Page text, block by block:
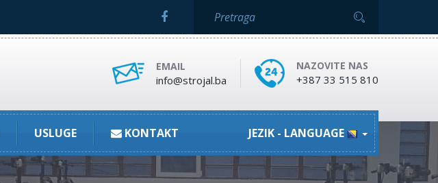
EMAIL
info@strojal.ba
NAZOVITE NAS
+387 33 515 810
USLUGE KONTAKT JEZIK - LANGUAGE